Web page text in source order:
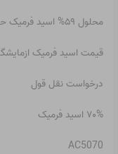
محلول ۵۹% اسید فرمیک حاوی بازدارنده خوردگی.
قیمت اسید فرمیک
درخواست نقل قول
۷۰% اسید فرمیک
AC5070